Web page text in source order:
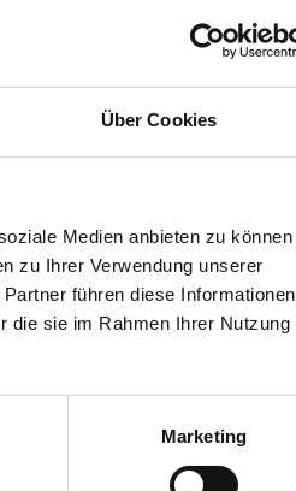
Über Cookies
Medien anbieten zu können
zu Ihrer Verwendung unserer
führen diese Informationen
die sie im Rahmen Ihrer Nutzung
Marketing